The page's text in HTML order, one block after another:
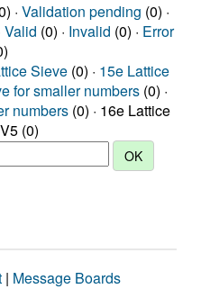
· Validation pending (0) ·
Valid (0) · Invalid (0) · Error
Sieve (0) · 15e Lattice
for smaller numbers (0) ·
numbers (0) · 16e Lattice
(0)
| Message Boards